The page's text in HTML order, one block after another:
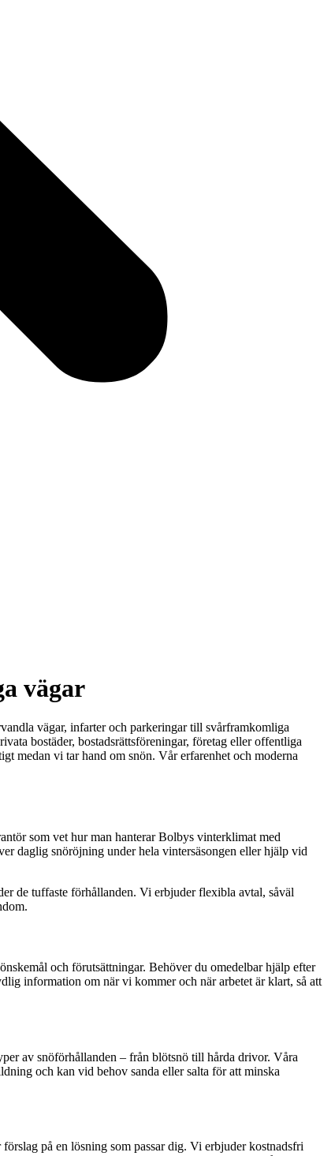
vägar
vägar, infarter och parkeringar till svårframkomliga
bostäder, bostadsrättsföreningar, företag eller offentliga
medan vi tar hand om snön. Vår erfarenhet och moderna
som vet hur man hanterar Bolbys vinterklimat med
daglig snöröjning under hela vintersäsongen eller hjälp vid
de tuffaste förhållanden. Vi erbjuder flexibla avtal, såväl
och förutsättningar. Behöver du omedelbar hjälp efter
information om när vi kommer och när arbetet är klart, så att
av snöförhållanden – från blötsnö till hårda drivor. Våra
och kan vid behov sanda eller salta för att minska
på en lösning som passar dig. Vi erbjuder kostnadsfri